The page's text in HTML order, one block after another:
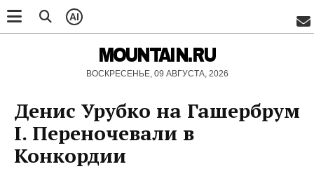
AI
MOUNTAIN.RU
ВОСКРЕСЕНЬЕ, 09 АВГУСТА, 2026
Денис Урубко на Гашербрум
I. Переночевали в
Конкордии